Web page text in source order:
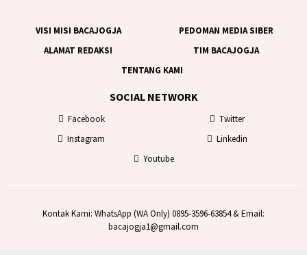
VISI MISI BACAJOGJA
PEDOMAN MEDIA SIBER
ALAMAT REDAKSI
TIM BACAJOGJA
TENTANG KAMI
SOCIAL NETWORK
Facebook
Twitter
Instagram
Linkedin
Youtube
Kontak Kami: WhatsApp (WA Only) 0895-3596-63854 & Email:
bacajogja1@gmail.com